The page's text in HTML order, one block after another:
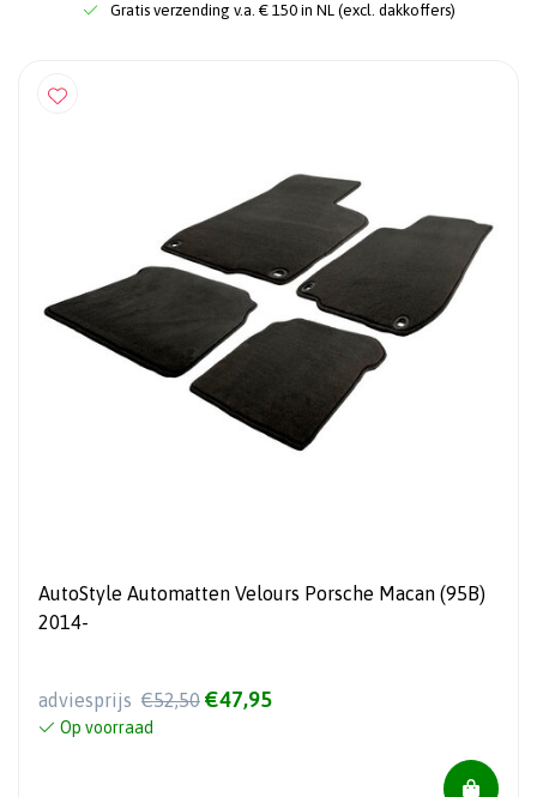
Gratis verzending v.a. € 150 in NL (excl. dakkoffers)
AutoStyle Automatten Velours Porsche Macan (95B)
2014-
adviesprijs €52,50 €47,95
Op voorraad